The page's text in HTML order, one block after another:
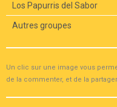
Los Papurris del Sabor
Autres groupes
Un clic sur une image vous
de la commenter, et de la